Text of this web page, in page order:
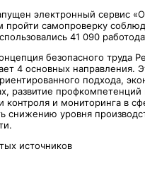
электронный сервис
пройти самопроверку
41 090
безопасного труда
4 основных направления.
подхода,
развитие
контроля и мониторинга в
снижению уровня
источников